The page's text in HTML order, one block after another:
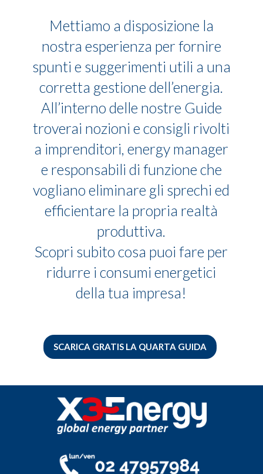
Mettiamo a disposizione la
nostra esperienza per fornire
spunti e suggerimenti utili a una
corretta gestione dell’energia.
All’interno delle nostre Guide
troverai nozioni e consigli rivolti
a imprenditori, energy manager
e responsabili di funzione che
vogliano eliminare gli sprechi ed
efficientare la propria realtà
produttiva.
Scopri subito cosa puoi fare per
ridurre i consumi energetici
della tua impresa!
SCARICA GRATIS LA QUARTA GUIDA